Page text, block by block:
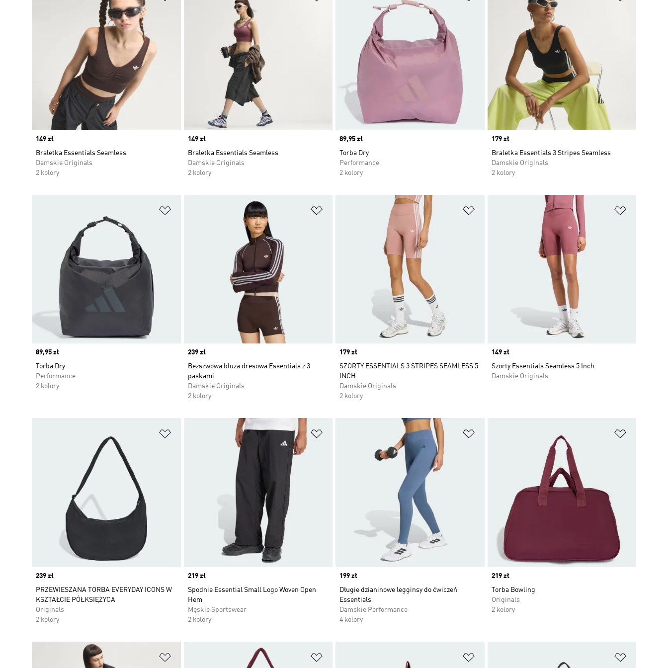
Price
149 zł
Braletka Essentials Seamless
Damskie Originals
2 kolory
Price
149 zł
Braletka Essentials Seamless
Damskie Originals
2 kolory
Price
89,95 zł
Torba Dry
Performance
2 kolory
Price
179 zł
Braletka Essentials 3 Stripes Seamless
Damskie Originals
2 kolory
Price
89,95 zł
Torba Dry
Performance
2 kolory
Dodaj do listy życzeń
Price
239 zł
Bezszwowa bluza dresowa Essentials z 3
paskami
Damskie Originals
2 kolory
Dodaj do listy życzeń
Price
179 zł
SZORTY ESSENTIALS 3 STRIPES SEAMLESS 5
INCH
Damskie Originals
2 kolory
Price
149 zł
Szorty Essentials Seamless 5 Inch
Damskie Originals
Dodaj do listy życzeń
Price
239 zł
PRZEWIESZANA TORBA EVERYDAY ICONS W
KSZTAŁCIE PÓŁKSIĘŻYCA
Originals
2 kolory
Price
219 zł
Spodnie Essential Small Logo Woven Open
Hem
Męskie Sportswear
2 kolory
Price
199 zł
Długie dzianinowe legginsy do ćwiczeń
Essentials
Damskie Performance
4 kolory
Price
219 zł
Torba Bowling
Originals
2 kolory